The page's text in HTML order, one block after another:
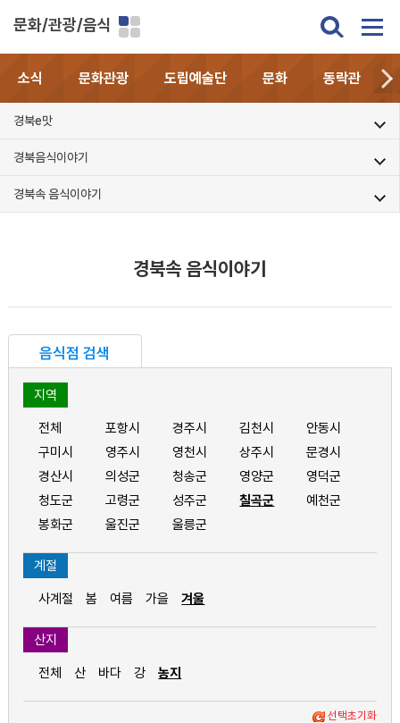
문화/관광/음식
소식 문화관광 도립예술단 문화 동락관
경북e맛
경북음식이야기
경북속 음식이야기
경북속 음식이야기
음식점 검색
지역
전체 포항시 경주시 김천시
안동시
구미시
영주시 영천시 상주시
문경시
경산시
의성군 청송군 영양군
영덕군
청도군
고령군 성주군 칠곡군
예천군
봉화군
울진군 울릉군
계절
사계절 봄 여름 가을 겨울
산지
전체 산 바다 강 농지
선택초기화